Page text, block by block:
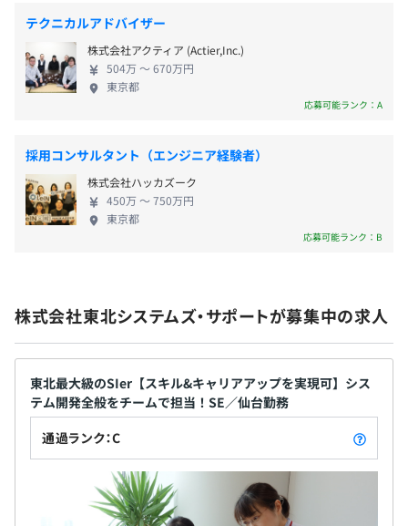
・在庫管理システム
・人事・給与システム
・受発注管理システム
・見積管理システム
など
を強化するための「ヒューマンコミュニケーション研修」
・プロジェクト管理やメンバーのモチベーションを管理す
・新技術やトレンド技術を深めるため受講を推奨している
「外部研修（首都圏開催も含む）」
など
プロジェクトで使用するマシンは貸与いたします。
3ヵ月（労働条件変更なし）
テクニカルアドバイザー
株式会社アクティア (Actier,Inc.)
504万 〜 670万円
東京都
応募可能ランク：A
採用コンサルタント（エンジニア経験者）
株式会社ハッカズーク
450万 〜 750万円
東京都
応募可能ランク：B
株式会社東北システムズ・サポートが募集中の求人
東北最大級のSIer【スキル&キャリアアップを実現可】シス
テム開発全般をチームで担当！SE／仙台勤務
通過ランク：C